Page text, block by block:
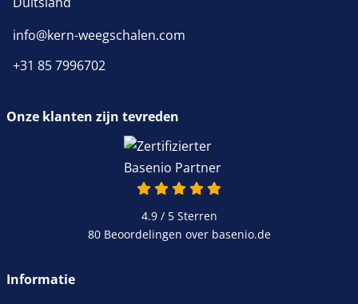
info@kern-weegschalen.com
+31 85 7996702
Onze klanten zijn tevreden
4.9 van 5
4.9 / 5Sterren
80 Beoordelingen over basenio.de
Informatie